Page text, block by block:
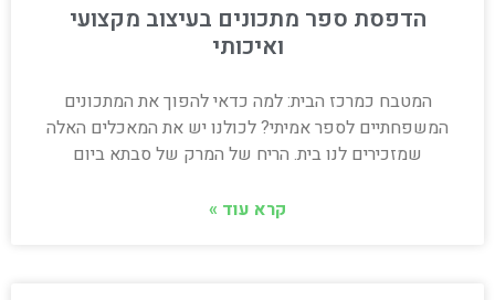
הדפסת ספר מתכונים בעיצוב מקצועי
ואיכותי
המטבח כמרכז הבית: למה כדאי להפוך את המתכונים
המשפחתיים לספר אמיתי? לכולנו יש את המאכלים האלה
שמזכירים לנו בית. הריח של המרק של סבתא ביום
קרא עוד »